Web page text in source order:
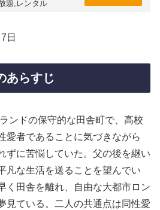
題,レンタル
日
あらすじ
ンドの保守的な田舎町で、高校
愛者であることに気づきながら
ずに苦悩していた。父の後を継い
凡な生活を送ることを望んでい
く田舎を離れ、自由な大都市ロン
見ている。二人の共通点は同性愛